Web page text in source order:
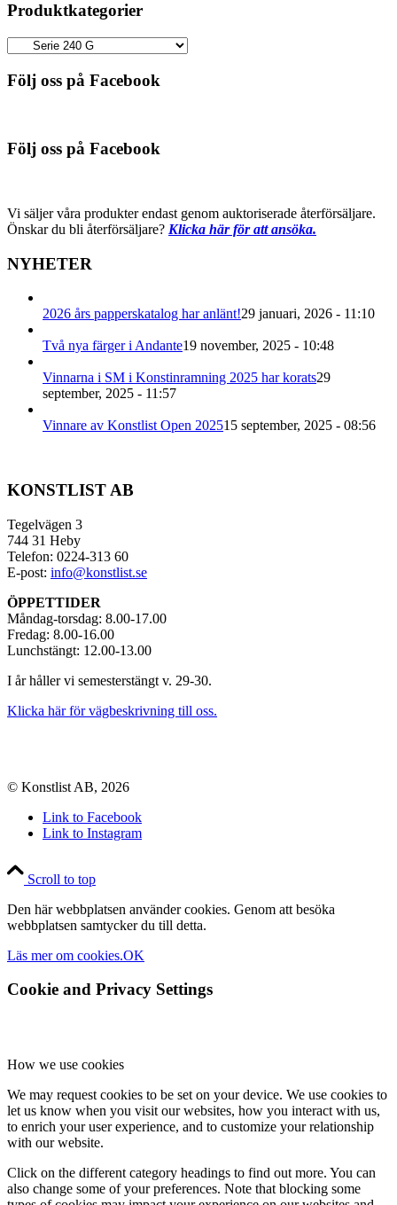
Produktkategorier
Följ oss på Facebook
Följ oss på Facebook
Vi säljer våra produkter endast genom auktoriserade återförsäljare.
Önskar du bli återförsäljare? Klicka här för att ansöka.
NYHETER
2026 års papperskatalog har anlänt!29 januari, 2026 - 11:10
Två nya färger i Andante19 november, 2025 - 10:48
Vinnarna i SM i Konstinramning 2025 har korats29
september, 2025 - 11:57
Vinnare av Konstlist Open 202515 september, 2025 - 08:56
KONSTLIST AB
Tegelvägen 3
744 31 Heby
Telefon: 0224-313 60
E-post: info@konstlist.se
ÖPPETTIDER
Måndag-torsdag: 8.00-17.00
Fredag: 8.00-16.00
Lunchstängt: 12.00-13.00
I år håller vi semesterstängt v. 29-30.
Klicka här för vägbeskrivning till oss.
© Konstlist AB, 2026
Link to Facebook
Link to Instagram
Scroll to top
Den här webbplatsen använder cookies. Genom att besöka
webbplatsen samtycker du till detta.
Läs mer om cookies.OK
Cookie and Privacy Settings
How we use cookies
We may request cookies to be set on your device. We use cookies to
let us know when you visit our websites, how you interact with us,
to enrich your user experience, and to customize your relationship
with our website.
Click on the different category headings to find out more. You can
also change some of your preferences. Note that blocking some